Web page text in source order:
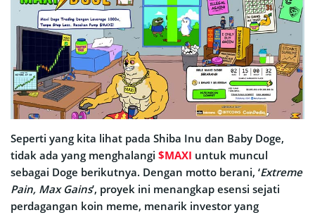
Seperti yang kita lihat pada Shiba Inu dan Baby Doge,
tidak ada yang menghalangi $MAXI untuk muncul
sebagai Doge berikutnya. Dengan motto berani, ‘Extreme
Pain, Max Gains’, proyek ini menangkap esensi sejati
perdagangan koin meme, menarik investor yang